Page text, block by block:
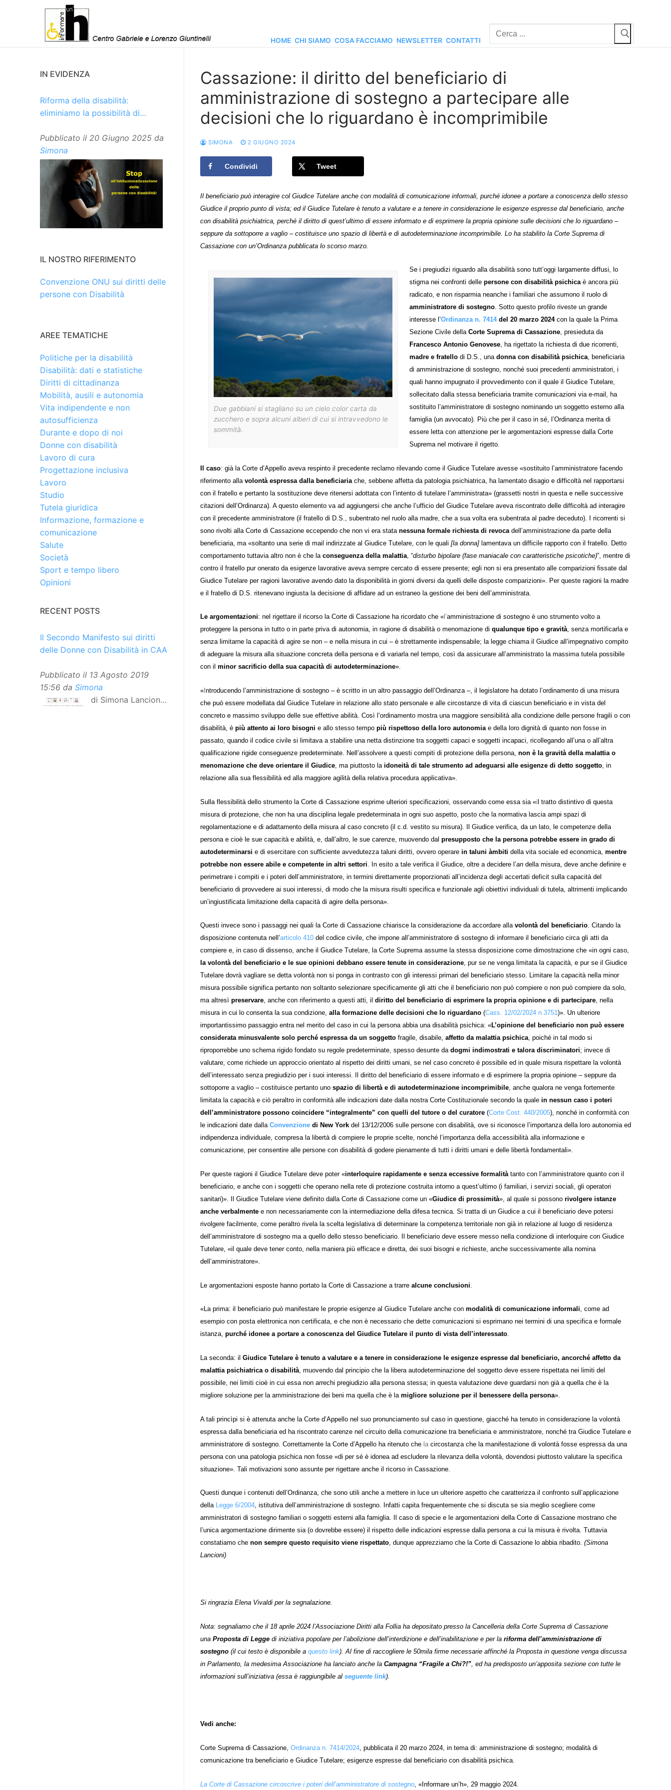
HOME CHI SIAMO COSA FACCIAMO NEWSLETTER CONTATTI
Cerca:
Cassazione: il diritto del beneficiario di
amministrazione di sostegno a partecipare alle
decisioni che lo riguardano è incomprimibile
SIMONA 2 GIUGNO 2024
Condividi Tweet
Il beneficiario può interagire col Giudice Tutelare anche con modalità di comunicazione informali, purché idonee a portare a conoscenza dello stesso
Giudice il proprio punto di vista; ed il Giudice Tutelare è tenuto a valutare e a tenere in considerazione le esigenze espresse dal beneficiario, anche
con disabilità psichiatrica, perché il diritto di quest’ultimo di essere informato e di esprimere la propria opinione sulle decisioni che lo riguardano –
seppure da sottoporre a vaglio – costituisce uno spazio di libertà e di autodeterminazione incomprimibile. Lo ha stabilito la Corte Suprema di
Cassazione con un’Ordinanza pubblicata lo scorso marzo.
Due gabbiani si stagliano su un cielo color carta da
zucchero e sopra alcuni alberi di cui si intravvedono le
sommità.
Se i pregiudizi riguardo alla disabilità sono tutt’oggi largamente diffusi, lo
stigma nei confronti delle persone con disabilità psichica è ancora più
radicato, e non risparmia neanche i familiari che assumono il ruolo di
amministratore di sostegno. Sotto questo profilo riveste un grande
interesse l’Ordinanza n. 7414del 20 marzo 2024 con la quale la Prima
Sezione Civile della Corte Suprema di Cassazione, presieduta da
Francesco Antonio Genovese, ha rigettato la richiesta di due ricorrenti,
madre e fratellodi D.S., una donna con disabilità psichica, beneficiaria
di amministrazione di sostegno, nonché suoi precedenti amministratori, i
quali hanno impugnato il provvedimento con il quale il Giudice Tutelare,
sollecitato dalla stessa beneficiaria tramite comunicazioni via e-mail, ha
sostituito l’amministratore di sostegno nominando un soggetto esterno alla
famiglia (un avvocato). Più che per il caso in sé, l’Ordinanza merita di
essere letta con attenzione per le argomentazioni espresse dalla Corte
Suprema nel motivare il rigetto.
Il caso: già la Corte d’Appello aveva respinto il precedente reclamo rilevando come il Giudice Tutelare avesse «sostituito l’amministratore facendo
riferimento alla volontà espressa dalla beneficiaria che, sebbene affetta da patologia psichiatrica, ha lamentato disagio e difficoltà nel rapportarsi
con il fratello e pertanto la sostituzione deve ritenersi adottata con l’intento di tutelare l’amministrata» (grassetti nostri in questa e nelle successive
citazioni dell’Ordinanza). A questo elemento va ad aggiungersi che anche l’ufficio del Giudice Tutelare aveva riscontrato delle difficoltà ad interagire
con il precedente amministratore (il fratello di D.S., subentrato nel ruolo alla madre, che a sua volta era subentrata al padre deceduto). I ricorrenti si
sono rivolti alla Corte di Cassazione eccependo che non vi era stata nessuna formale richiesta di revoca dell’amministrazione da parte della
beneficiaria, ma «soltanto una serie di mail indirizzate al Giudice Tutelare, con le quali [la donna] lamentava un difficile rapporto con il fratello. Detto
comportamento tuttavia altro non è che la conseguenza della malattia , “disturbo bipolare (fase maniacale con caratteristiche psicotiche)”, mentre di
contro il fratello pur onerato da esigenze lavorative aveva sempre cercato di essere presente; egli non si era presentato alle comparizioni fissate dal
Giudice Tutelare per ragioni lavorative avendo dato la disponibilità in giorni diversi da quelli delle disposte comparizioni». Per queste ragioni la madre
e il fratello di D.S. ritenevano ingiusta la decisione di affidare ad un estraneo la gestione dei beni dell’amministrata.
Le argomentazioni: nel rigettare il ricorso la Corte di Cassazione ha ricordato che « l’amministrazione di sostegno è uno strumento volto a
proteggere la persona in tutto o in parte priva di autonomia, in ragione di disabilità o menomazione di qualunque tipo e gravità, senza mortificarla e
senza limitarne la capacità di agire se non – e nella misura in cui – è strettamente indispensabile; la legge chiama il Giudice all’impegnativo compito
di adeguare la misura alla situazione concreta della persona e di variarla nel tempo, così da assicurare all’amministrato la massima tutela possibile
con il minor sacrificio della sua capacità di autodeterminazione».
« ntroducendo l’amministrazione di sostegno – è scritto in un altro passaggio dell’Ordinanza –, il legislatore ha dotato l’ordinamento di una misura
che può essere modellata dal Giudice Tutelare in relazione allo stato personale e alle circostanze di vita di ciascun beneficiario e in vista del
concreto e massimo sviluppo delle sue effettive abilità. Così l’ordinamento mostra una maggiore sensibilità alla condizione delle persone fragili o con
disabilità, è più attento ai loro bisogni e allo stesso tempo più rispettoso della loro autonomiae della loro dignità di quanto non fosse in
passato, quando il codice civile si limitava a stabilire una netta distinzione tra soggetti capaci e soggetti incapaci, ricollegando all’una o all’altra
qualificazione rigide conseguenze predeterminate. Nell’assolvere a questi compiti di protezione della persona, non è la gravità della malattia o
menomazione che deve orientare il Giudice, ma piuttosto la idoneità di tale strumento ad adeguarsi alle esigenze di detto soggetto, in
relazione alla sua flessibilità ed alla maggiore agilità della relativa procedura applicativa».
Sulla flessibilità dello strumento la Corte di Cassazione esprime ulteriori specificazioni, osservando come essa sia «il tratto distintivo di questa
misura di protezione, che non ha una disciplina legale predeterminata in ogni suo aspetto, posto che la normativa lascia ampi spazi di
regolamentazione e di adattamento della misura al caso concreto (il c.d. vestito su misura). Il Giudice verifica, da un lato, le competenze della
persona e cioè le sue capacità e abilità, e, dall’altro, le sue carenze, muovendo dal presupposto che la persona potrebbe essere in grado di
autodeterminarsi e di esercitare con sufficiente avvedutezza taluni diritti, ovvero operare in taluni àmbiti della vita sociale ed economica, mentre
potrebbe non essere abile e competente in altri settori . In esito a tale verifica il Giudice, oltre a decidere l’an della misura, deve anche definire e
perimetrare i compiti e i poteri dell’amministratore, in termini direttamente proporzionati all’incidenza degli accertati deficit sulla capacità del
beneficiario di provvedere ai suoi interessi, di modo che la misura risulti specifica e funzionale agli obiettivi individuali di tutela, altrimenti implicando
un’ingiustificata limitazione della capacità di agire della persona».
Questi invece sono i passaggi nei quali la Corte di Cassazione chiarisce la considerazione da accordare alla volontà del beneficiario. Citando la
disposizione contenuta nell’articolo 410 del codice civile, che impone all’amministratore di sostegno di informare il beneficiario circa gli atti da
compiere e, in caso di dissenso, anche il Giudice Tutelare, la Corte Suprema assume la stessa disposizione come dimostrazione che «in ogni caso,
la volontà del beneficiario e le sue opinioni debbano essere tenute in considerazione, pur se ne venga limitata la capacità, e pur se il Giudice
Tutelare dovrà vagliare se detta volontà non si ponga in contrasto con gli interessi primari del beneficiario stesso. Limitare la capacità nella minor
misura possibile significa pertanto non soltanto selezionare specificamente gli atti che il beneficiario non può compiere o non può compiere da solo,
ma altresì preservare, anche con riferimento a questi atti, il diritto del beneficiario di esprimere la propria opinione e di partecipare, nella
misura in cui lo consenta la sua condizione, alla formazione delle decisioni che lo riguardano (Cass. 12/02/2024 n.3751)». Un ulteriore
importantissimo passaggio entra nel merito del caso in cui la persona abbia una disabilità psichica: «L’opinione del beneficiario non può essere
considerata minusvalente solo perché espressa da un soggetto fragile, disabile, affetto da malattia psichica, poiché in tal modo si
riproporrebbe uno schema rigido fondato su regole predeterminate, spesso desunte da dogmi indimostrati e talora discriminatori; invece di
valutare, come richiede un approccio orientato al rispetto dei diritti umani, se nel caso concreto è possibile ed in quale misura rispettare la volontà
dell’interessato senza pregiudizio per i suoi interessi. Il diritto del beneficiario di essere informato e di esprimere la propria opinione – seppure da
sottoporre a vaglio – costituisce pertanto uno spazio di libertà e di autodeterminazione incomprimibile, anche qualora ne venga fortemente
limitata la capacità e ciò peraltro in conformità alle indicazioni date dalla nostra Corte Costituzionale secondo la quale in nessun caso i poteri
dell’amministratore possono coincidere “integralmente” con quelli del tutore o del curatore (Corte Cost. 440/2005), nonché in conformità con
le indicazioni date dalla Convenzione di New York del 13/12/2006 sulle persone con disabilità, ove si riconosce l’importanza della loro autonomia ed
indipendenza individuale, compresa la libertà di compiere le proprie scelte, nonché l’importanza della accessibilità alla informazione e
comunicazione, per consentire alle persone con disabilità di godere pienamente di tutti i diritti umani e delle libertà fondamentali».
Per queste ragioni il Giudice Tutelare deve poter «interloquire rapidamente e senza eccessive formalitàtanto con l’amministratore quanto con il
beneficiario, e anche con i soggetti che operano nella rete di protezione costruita intorno a quest’ultimo (i familiari, i servizi sociali, gli operatori
sanitari)». Il Giudice Tutelare viene definito dalla Corte di Cassazione come un «Giudice di prossimità», al quale si possono rivolgere istanze
anche verbalmente e non necessariamente con la intermediazione della difesa tecnica. Si tratta di un Giudice a cui il beneficiario deve potersi
rivolgere facilmente, come peraltro rivela la scelta legislativa di determinare la competenza territoriale non già in relazione al luogo di residenza
dell’amministratore di sostegno ma a quello dello stesso beneficiario. Il beneficiario deve essere messo nella condizione di interloquire con Giudice
Tutelare, «il quale deve tener conto, nella maniera più efficace e diretta, dei suoi bisogni e richieste, anche successivamente alla nomina
dell’amministratore».
Le argomentazioni esposte hanno portato la Corte di Cassazione a trarre alcune conclusioni
«La prima: il beneficiario può manifestare le proprie esigenze al Giudice Tutelare anche con modalità di comunicazione informali, come ad
esempio con posta elettronica non certificata, e che non è necessario che dette comunicazioni si esprimano nei termini di una specifica e formale
istanza, purché idonee a portare a conoscenza del Giudice Tutelare il punto di vista dell’interessato.
La seconda: il Giudice Tutelare è tenuto a valutare e a tenere in considerazione le esigenze espresse dal beneficiario, ancorché affetto da
malattia psichiatrica o disabilità , muovendo dal principio che la libera autodeterminazione del soggetto deve essere rispettata nei limiti del
possibile, nei limiti cioè in cui essa non arrechi pregiudizio alla persona stessa; in questa valutazione deve guardarsi non già a quella che è la
migliore soluzione per la amministrazione dei beni ma quella che è la migliore soluzione per il benessere della persona».
A tali princìpi si è attenuta anche la Corte d’Appello nel suo pronunciamento sul caso in questione, giacché ha tenuto in considerazione la volontà
espressa dalla beneficiaria ed ha riscontrato carenze nel circuito della comunicazione tra beneficiaria e amministratore, nonché tra Giudice Tutelare e
amministratore di sostegno. Correttamente la Corte d’Appello ha ritenuto che la circostanza che la manifestazione di volontà fosse espressa da una
persona con una patologia psichica non fosse «di per sé è idonea ad escludere la rilevanza della volontà, dovendosi piuttosto valutare la specifica
situazione». Tali motivazioni sono assunte per rigettare anche il ricorso in Cassazione.
Questi dunque i contenuti dell’Ordinanza, che sono utili anche a mettere in luce un ulteriore aspetto che caratterizza il confronto sull’applicazione
della Legge 6/2004, istitutiva dell’amministrazione di sostegno. Infatti capita frequentemente che si discuta se sia meglio scegliere come
amministratori di sostegno familiari o soggetti esterni alla famiglia. Il caso di specie e le argomentazioni della Corte di Cassazione mostrano che
l’unica argomentazione dirimente sia (o dovrebbe essere) il rispetto delle indicazioni espresse dalla persona a cui la misura è rivolta. Tuttavia
constatiamo che non sempre questo requisito viene rispettato, dunque apprezziamo che la Corte di Cassazione lo abbia ribadito. (Simona
Lancioni)
Si ringrazia Elena Vivaldi per la segnalazione.
Nota: segnaliamo che il 18 aprile 2024 l’Associazione Diritti alla Follia ha depositato presso la Cancelleria della Corte Suprema di Cassazione
una Proposta di Legge di iniziativa popolare per l’abolizione dell’interdizione e dell’inabilitazione e per la riforma dell’amministrazione di
sostegno (il cui testo è disponibile a questo link). Al fine di raccogliere le 50mila firme necessarie affinché la Proposta in questione venga discussa
in Parlamento, la medesima Associazione ha lanciato anche la Campagna “Fragile a Chi?!”, ed ha predisposto un’apposita sezione con tutte le
informazioni sull’iniziativa (essa è raggiungibile al seguente link).
Vedi anche:
Corte Suprema di Cassazione, Ordinanza n. 7414/2024, pubblicata il 20 marzo 2024, in tema di: amministrazione di sostegno; modalità di
comunicazione tra beneficiario e Giudice Tutelare; esigenze espresse dal beneficiario con disabilità psichica.
La Corte di Cassazione circoscrive i poteri dell’amministratore di sostegno , «Informare un’h», 29 maggio 2024.
IN EVIDENZA
Riforma della disabilità:
eliminiamo la possibilità di
Pubblicato il 20 Giugno 2025 da
Simona
IL NOSTRO RIFERIMENTO
Convenzione ONU sui diritti delle
persone con Disabilità
AREE TEMATICHE
Politiche per la disabilità
Disabilità: dati e statistiche
Diritti di cittadinanza
Mobilità, ausili e autonomia
Vita indipendente e non
autosufficienza
Durante e dopo di noi
Donne con disabilità
Lavoro di cura
Progettazione inclusiva
Lavoro
Studio
Tutela giuridica
Informazione, formazione e
comunicazione
Salute
Società
Sport e tempo libero
Opinioni
RECENT POSTS
Il Secondo Manifesto sui diritti
delle Donne con Disabilità in CAA
Pubblicato il 13 Agosto 2019
15:56 da Simona
di Simona Lancioni,